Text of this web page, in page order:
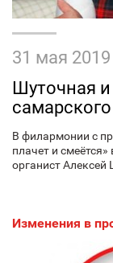
31 мая 2019
Шуточная
В филармонии с
плачет и
органист
Изменения в